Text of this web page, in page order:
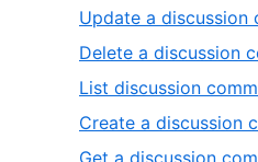
Update a discussion
Delete a discussion
List discussion
Create a discussion
Get a discussion